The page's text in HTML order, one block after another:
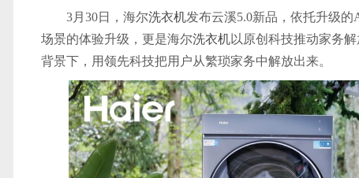
3月30日，海尔洗衣机发布云溪5.0新品，依托升级
场景的体验升级，更是海尔洗衣机以原创科技推动家务
背景下，用领先科技把用户从繁琐家务中解放出来。